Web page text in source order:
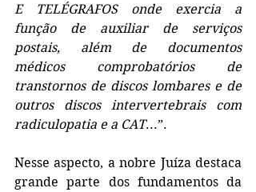
E TELÉGRAFOS onde exercia a
função de auxiliar de serviços
postais, além de documentos
médicos comprobatórios de
transtornos de discos lombares e de
outros discos intervertebrais com
radiculopatia e a CAT...”.
Nesse aspecto, a nobre Juíza destaca
grande parte dos fundamentos da